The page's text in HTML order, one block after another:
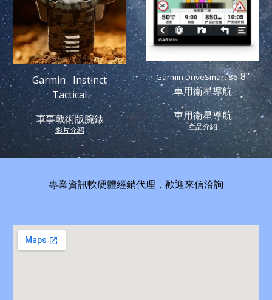
Garmin Instinct
Tactical
軍事戰術版腕錶
影片介紹
Garmin DriveSmart 868"
車用衛星導航
車用衛星導航
產品介紹
專業資訊軟硬體經銷代理，歡迎來信洽詢